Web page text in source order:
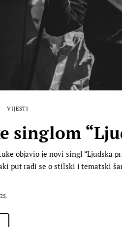
VIJESTI
singlom
objavio je novi singl “Ljudska
put radi se o stilski i tematski